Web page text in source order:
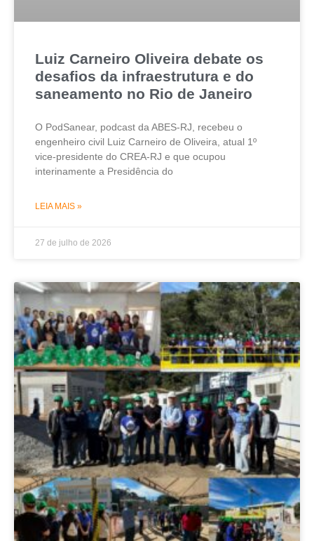
Luiz Carneiro Oliveira debate os
desafios da infraestrutura e do
saneamento no Rio de Janeiro
O PodSanear, podcast da ABES-RJ, recebeu o
engenheiro civil Luiz Carneiro de Oliveira, atual 1º
vice-presidente do CREA-RJ e que ocupou
interinamente a Presidência do
LEIA MAIS »
27 de julho de 2026